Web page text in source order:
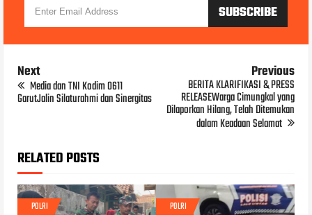
Next
Media dan TNI Kodim 0611
GarutJalin Silaturahmi dan Sinergitas
Previous
BERITA KLARIFIKASI & PRESS
RELEASEWarga Cimungkal yang
Dilaporkan Hilang, Telah Ditemukan
dalam Keadaan Selamat
RELATED POSTS
POLRI POLRI